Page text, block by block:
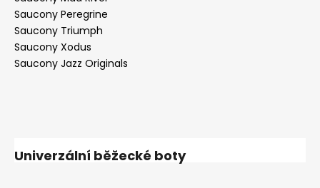
Saucony Peregrine
Saucony Triumph
Saucony Xodus
Saucony Jazz Originals
Univerzální běžecké boty